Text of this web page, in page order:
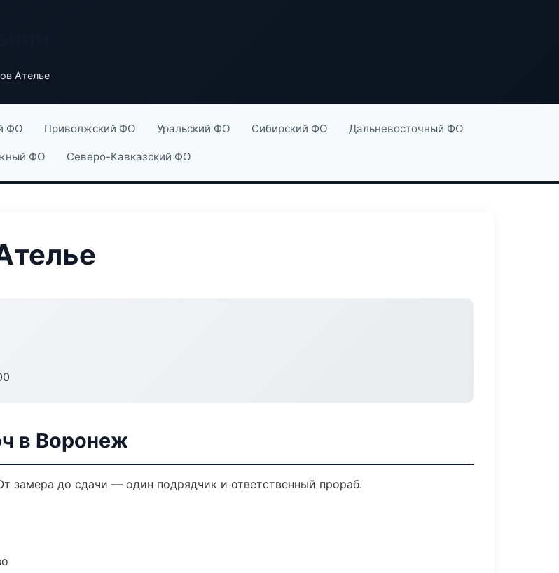
Ателье
ФО Приволжский ФО Уральский ФО Сибирский ФО Дальневосточный ФО
ФО Северо-Кавказский ФО
в Воронеж
замера до сдачи — один подрядчик и ответственный прораб.